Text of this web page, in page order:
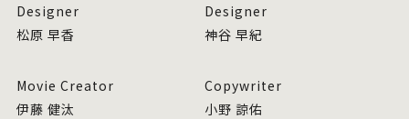
Designer
松原 早香
Designer
神谷 早紀
Movie Creator
伊藤 健汰
Copywriter
小野 諒佑